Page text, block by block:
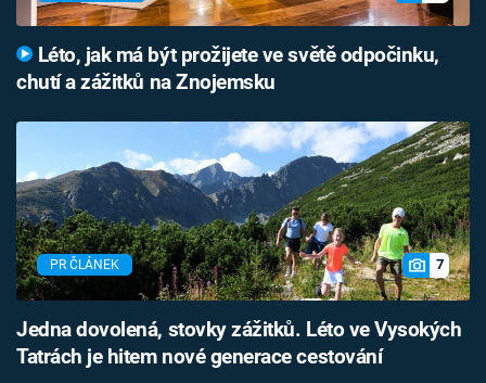
Léto, jak má být prožijete ve světě odpočinku,
chutí a zážitků na Znojemsku
PR ČLÁNEK 7
Jedna dovolená, stovky zážitků. Léto ve Vysokých
Tatrách je hitem nové generace cestování